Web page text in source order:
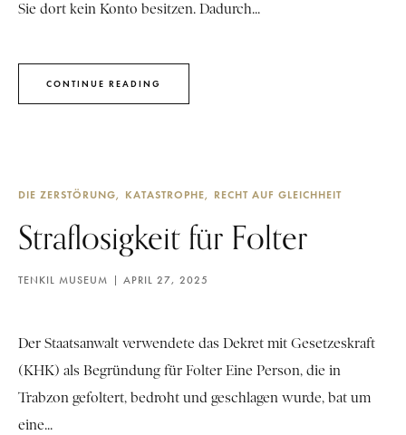
Sie dort kein Konto besitzen. Dadurch...
CONTINUE READING
DIE ZERSTÖRUNG KATASTROPHE RECHT AUF GLEICHHEIT
Straflosigkeit für Folter
TENKIL MUSEUM APRIL 27, 2025
Der Staatsanwalt verwendete das Dekret mit Gesetzeskraft
(KHK) als Begründung für Folter Eine Person, die in
Trabzon gefoltert, bedroht und geschlagen wurde, bat um
eine...